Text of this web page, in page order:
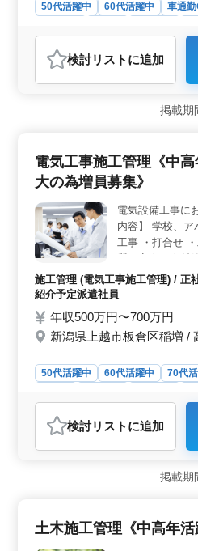
50代活躍中 60代活躍中 車通
おすすめポイント
＜高い柔軟性＞ シフトは相談
ので、自身のライフスタイル
す。特に、車通勤が可能な点は
が20年以上ある方は優遇され、
える機会が提供されます。経験
り、ベテラン調理師としてのキ
後進の指導にも携わること
業務内容と安定収入＞ 和食調
携わることで、調理師としての
できます。年収300万円以上と
福利厚生も充実しています。特
るため、安心して働ける環境が
検討リスト に追加
掲載
電気工事施工管理《中
大の為増員募集》
電気設備工事に
内容】 学校、ア
工事 ・打合せ
必須:電気工事施
施工管理技士歓迎
施工管理 (電気工事施工管理) / 正
紹介予定派遣社員
年収500万円〜700万円
新潟県上越市板倉区稲増 /
50代活躍中 60代活躍中 70代
おすすめポイント
＜中高年活躍の場＞ 50代から
ご活躍されています。経験豊
る環境です。 ＜安定した給
資格により年収は500～700万
の取引あり、安定感のある職場
検討リスト に追加
掲載
土木施工管理《中高年活